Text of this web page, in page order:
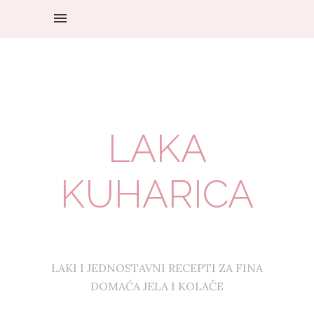
LAKA
KUHARICA
LAKI I JEDNOSTAVNI RECEPTI ZA FINA
DOMAĆA JELA I KOLAČE